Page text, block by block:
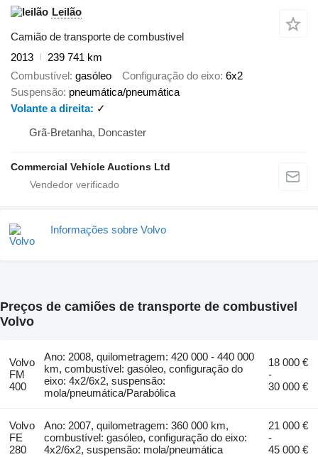
Leilão
Camião de transporte de combustivel
2013
239 741 km
Combustível gasóleo Configuração do eixo 6x2
Suspensão pneumática/pneumática
Volante a direita
✓
Grã-Bretanha, Doncaster
Commercial Vehicle Auctions Ltd
Informações sobre Volvo
Preços de camiões de transporte de combustivel
Volvo
Volvo
FM
400
Ano: 2008, quilometragem: 420 000 - 440 000
km, combustível: gasóleo, configuração do
eixo: 4x2/6x2, suspensão:
mola/pneumática/Parabólica
18 000 €
-
30 000 €
Volvo
FE
280
Ano: 2007, quilometragem: 360 000 km,
combustível: gasóleo, configuração do eixo:
4x2/6x2, suspensão: mola/pneumática
21 000 €
-
45 000 €